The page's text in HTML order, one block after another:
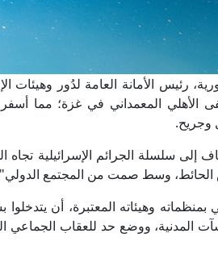
رئيس الأمانة العامة لدُور وهيئات
الأهلي المعمداني في غزة؛ مما
وجريح.
سلسلة الجرائم الإسرائيلية تجاه
الحائط، وسط صمت من المجتمع
وهيئاته المعتبرة، أن
المدنية، ووضع حد للعقاب الجماعي